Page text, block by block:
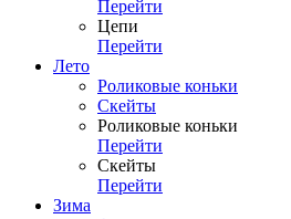
Перейти
Цепи
Перейти
Лето
Роликовые коньки
Скейты
Роликовые коньки
Перейти
Скейты
Перейти
Зима